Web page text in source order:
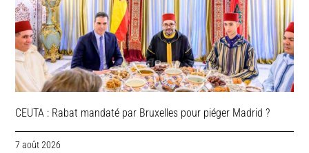
CEUTA : Rabat mandaté par Bruxelles pour piéger Madrid ?
7 août 2026